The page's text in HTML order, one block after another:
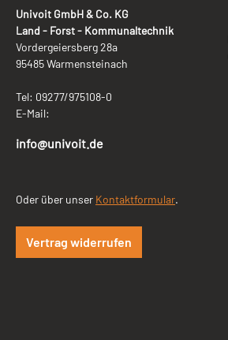
Univoit GmbH & Co. KG
Land - Forst - Kommunaltechnik
Vordergeiersberg 28a
95485 Warmensteinach
Tel: 09277/975108-0
E-Mail:
info@univoit.de
Oder über unser Kontaktformular.
Vertrag widerrufen